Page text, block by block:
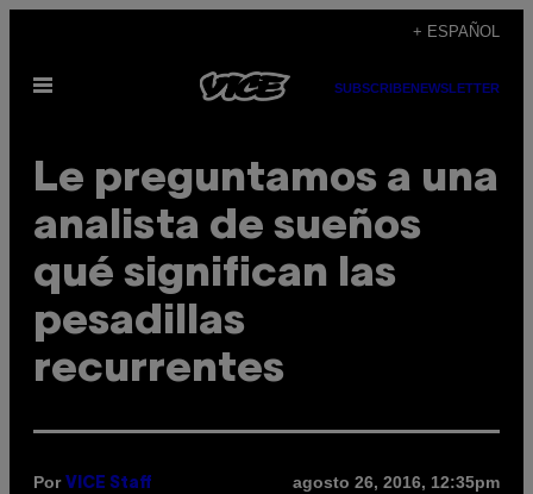
contenido
+ ESPAÑOL
Abrir
SUBSCRIBENEWSLETTER
Le preguntamos a una
analista de sueños
qué significan las
pesadillas
recurrentes
Por VICE Staff agosto 26, 2016, 12:35pm